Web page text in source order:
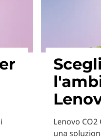
Lenovo
una